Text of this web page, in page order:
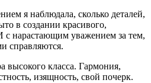
я наблюдала, сколько деталей,
в создании красивого,
с нарастающим уважением за тем,
справляются.
высокого класса. Гармония,
изящность, свой почерк.